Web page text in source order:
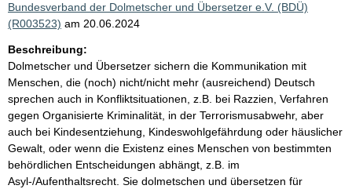
Bundesverband der Dolmetscher und Übersetzer e.V. (BDÜ)
(R003523) am 20.06.2024
Beschreibung:
Dolmetscher und Übersetzer sichern die Kommunikation mit
Menschen, die (noch) nicht/nicht mehr (ausreichend) Deutsch
sprechen auch in Konfliktsituationen, z.B. bei Razzien, Verfahren
gegen Organisierte Kriminalität, in der Terrorismusabwehr, aber
auch bei Kindesentziehung, Kindeswohlgefährdung oder häuslicher
Gewalt, oder wenn die Existenz eines Menschen von bestimmten
behördlichen Entscheidungen abhängt, z.B. im
Asyl-/Aufenthaltsrecht. Sie dolmetschen und übersetzen für